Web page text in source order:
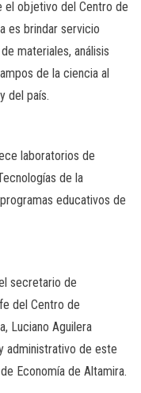
el objetivo del Centro de
es brindar servicio
materiales, análisis
de la ciencia al
del país.
laboratorios de
de la
educativos de
secretario de
del Centro de
Luciano Aguilera
administrativo de este
Economía de Altamira.